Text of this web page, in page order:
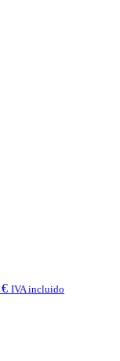
€ IVA incluido